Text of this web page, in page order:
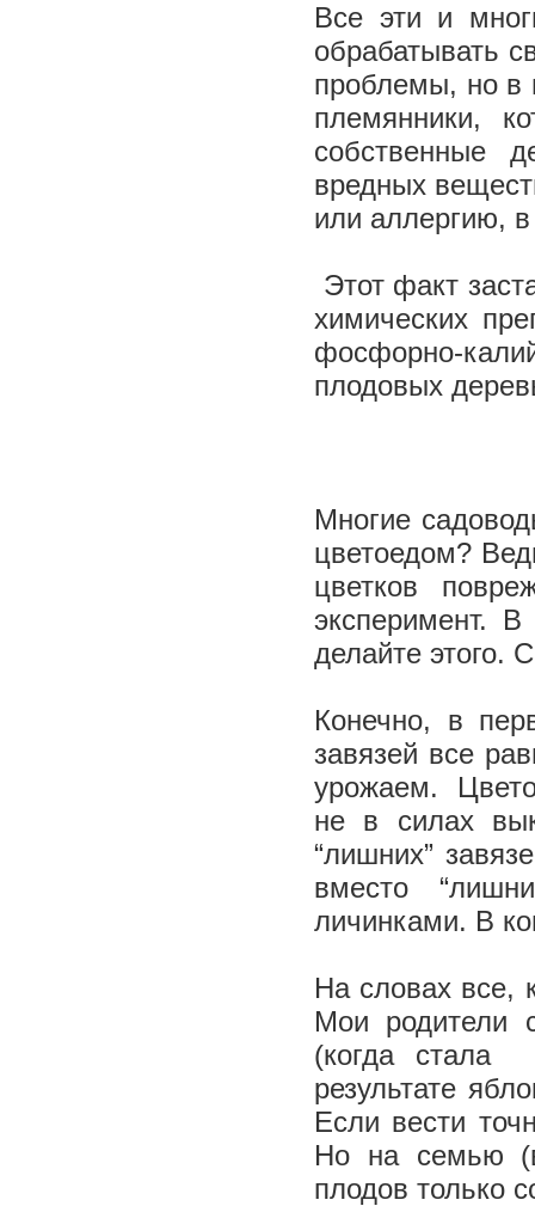
Все эти и
обрабатывать
проблемы, но в
племянники,
собственные
вредных
или аллергию,
Этот факт
химических
фосфорно-
плодовых
Многие
цветоедом?
цветков
эксперимент.
делайте этого.
Конечно, в
завязей все
урожаем.
не в силах
“лишних”
вместо
личинками. В
На словах все,
Мои родители
(когда стала
результате
Если вести
Но на семью
плодов только